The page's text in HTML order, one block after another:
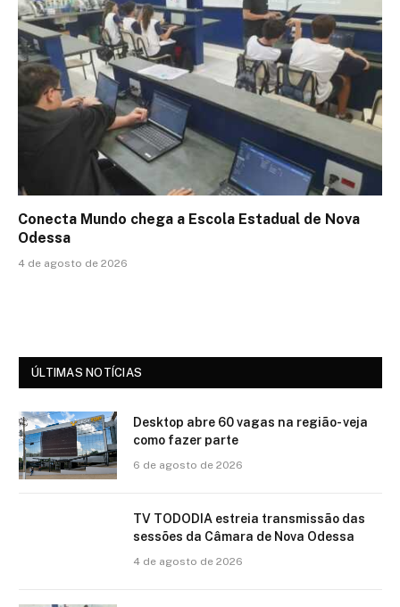
Conecta Mundo chega a Escola Estadual de Nova
Odessa
4 de agosto de 2026
ÚLTIMAS NOTÍCIAS
Desktop abre 60 vagas na região- veja
como fazer parte
6 de agosto de 2026
TV TODODIA estreia transmissão das
sessões da Câmara de Nova Odessa
4 de agosto de 2026